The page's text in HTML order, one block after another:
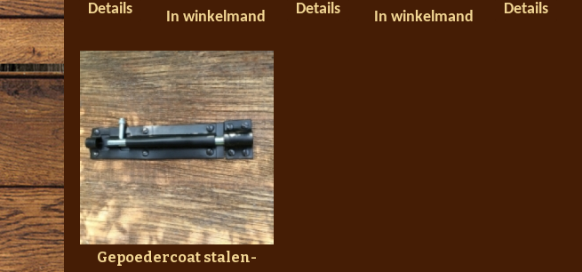
Details
In winkelmand
Details
In winkelmand
Details
Gepoedercoat stalen-